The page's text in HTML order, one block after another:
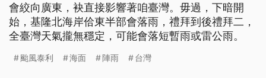
會絞向廣東，袂直接影響著咱臺灣。毋過，下暗開
始，基隆北海岸佮東半部會落雨，禮拜到後禮拜二，
全臺灣天氣攏無穩定，可能會落短暫雨或雷公雨。
颱風泰利 海面 陣雨 台灣